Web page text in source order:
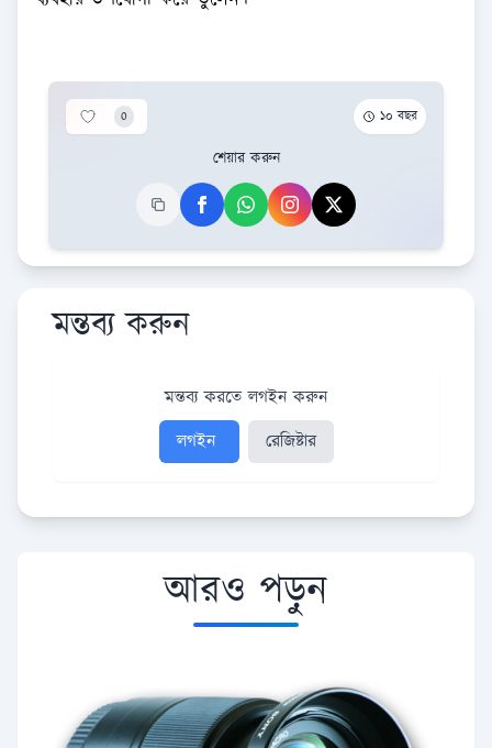
0 ১০ বছর
শেয়ার করুন
মন্তব্য করুন
মন্তব্য করতে লগইন করুন
লগইন
রেজিষ্টার
আরও পড়ুন